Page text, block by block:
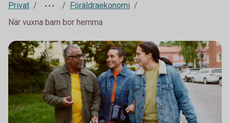
Privat
Föräldraekonomi
När vuxna barn bor hemma